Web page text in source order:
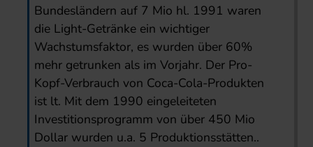
Bundesländern auf 7 Mio hl. 1991 waren
die Light-Getränke ein wichtiger
Wachstumsfaktor, es wurden über 60%
mehr getrunken als im Vorjahr. Der Pro-
Kopf-Verbrauch von Coca-Cola-Produkten
ist lt. Mit dem 1990 eingeleiteten
Investitionsprogramm von über 450 Mio
Dollar wurden u.a. 5 Produktionsstätten..